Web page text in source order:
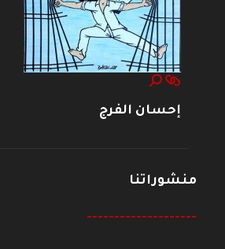
إحسان الفرج
منشوراتنا
--------------------